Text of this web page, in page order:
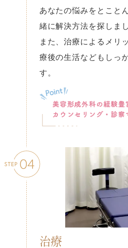
あなたの悩みをとこと
緒に解決方法を探しま
また、治療によるメリ
療後の生活などもしっ
す。
治療